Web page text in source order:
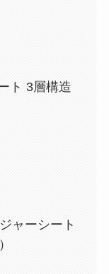
ト 3層構造
ャーシート